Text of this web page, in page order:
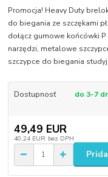
Promocja! Heavy Duty
do biegania ze szczękami
dołącz gumowe końcówki
narzędzi, metalowe
szczypce do biegania
Dostupnosť do 3-7
49,49 EUR
40,24 EUR bez DPH